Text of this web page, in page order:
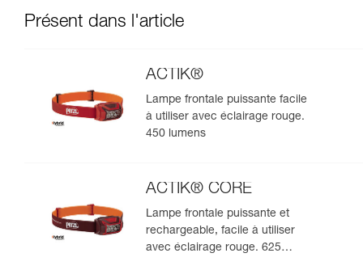
Présent dans l'article
ACTIK®
Lampe frontale puissante facile
à utiliser avec éclairage rouge.
450 lumens
ACTIK® CORE
Lampe frontale puissante et
rechargeable, facile à utiliser
avec éclairage rouge. 625